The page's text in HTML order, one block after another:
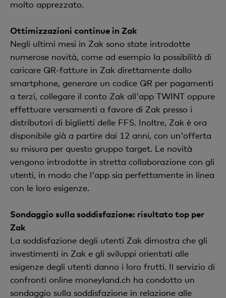
molto apprezzato.
Ottimizzazioni continue in Zak
Negli ultimi mesi in Zak sono state introdotte
numerose novità, come ad esempio la possibilità di
caricare QR-fatture in Zak direttamente dallo
smartphone, generare un codice QR per pagamenti
a terzi, collegare il conto Zak all'app TWINT oppure
effettuare versamenti a favore di Zak presso i
distributori di biglietti delle FFS. Inoltre, Zak è ora
disponibile già a partire dai 12 anni, con un'offerta
su misura per questo gruppo target. Le novità
vengono introdotte in stretta collaborazione con gli
utenti, in modo che l'app sia perfettamente in linea
con le loro esigenze.
Sondaggio sulla soddisfazione: risultato top per
Zak
La soddisfazione degli utenti Zak dimostra che gli
investimenti in Zak e gli sviluppi orientati alle
esigenze degli utenti danno i loro frutti. Il servizio di
confronti online moneyland.ch ha condotto un
sondaggio sulla soddisfazione in relazione alle